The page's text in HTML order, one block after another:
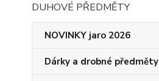
DUHOVÉ PŘEDMĚTY
NOVINKY jaro 2026
Dárky a drobné předměty